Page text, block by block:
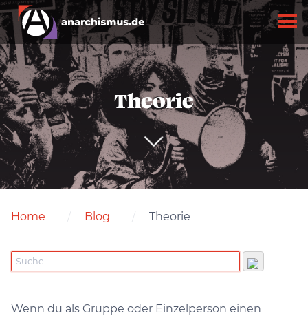
Theorie
Home Blog Theorie
Wenn du als Gruppe oder Einzelperson einen